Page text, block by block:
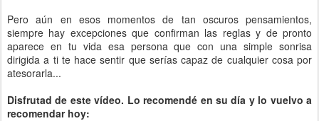
Pero aún en esos momentos de tan oscuros pensamientos,
siempre hay excepciones que confirman las reglas y de pronto
aparece en tu vida esa persona que con una simple sonrisa
dirigida a ti te hace sentir que serías capaz de cualquier cosa por
atesorarla...
Disfrutad de este vídeo. Lo recomendé en su día y lo vuelvo a
recomendar hoy: